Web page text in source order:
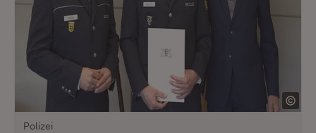
Polizei